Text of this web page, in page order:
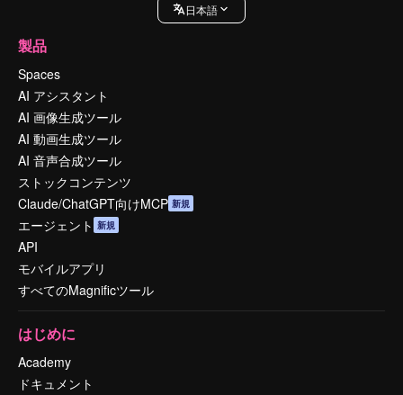
日本語
製品
Spaces
AI アシスタント
AI 画像生成ツール
AI 動画生成ツール
AI 音声合成ツール
ストックコンテンツ
Claude/ChatGPT向けMCP 新規
エージェント 新規
API
モバイルアプリ
すべてのMagnificツール
はじめに
Academy
ドキュメント